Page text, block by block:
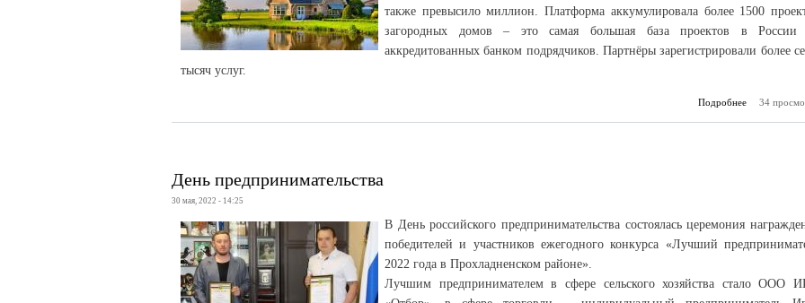
также превысило миллион. Платформа аккумулировала более 1500
загородных домов – это самая большая база проектов в России
аккредитованных банком подрядчиков. Партнёры зарегистрировали более
тысяч услуг.
Подробнее
о У
34
День предпринимательства
30 мая, 2022 - 14:25
В День российского предпринимательства состоялась церемония
победителей и участников ежегодного конкурса «Лучший
2022 года в Прохладненском районе».
Лучшим предпринимателем в сфере сельского хозяйства стало ООО